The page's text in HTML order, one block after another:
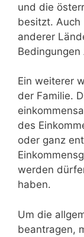
und die
besitzt. Auch
anderer
Ein weiterer
der Familie.
des
oder ganz
werden
haben.
Um die
beantragen,